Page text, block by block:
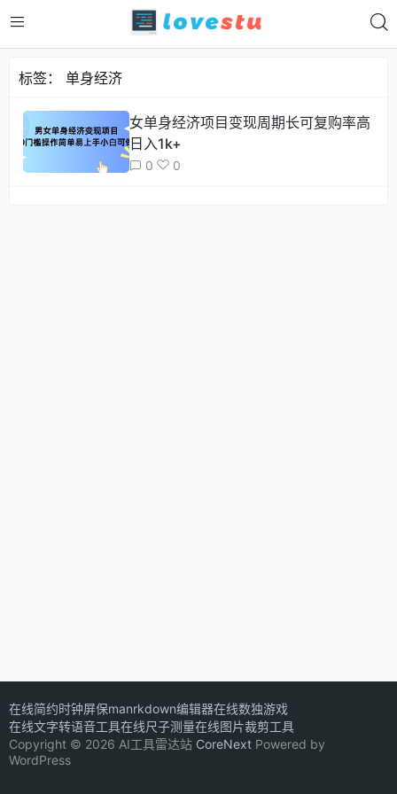
标签： 单身经济
女单身经济项目变现周期长可复购率高
日入1k+
0 0
在线简约时钟屏保manrkdown编辑器在线数独游戏
在线文字转语音工具在线尺子测量在线图片裁剪工具
Copyright © 2026 AI工具雷达站 CoreNext Powered by
WordPress